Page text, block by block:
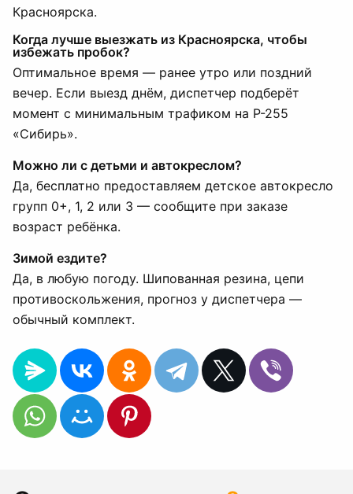
Красноярска.
Когда лучше выезжать из Красноярска, чтобы
избежать пробок?
Оптимальное время — ранее утро или поздний
вечер. Если выезд днём, диспетчер подберёт
момент с минимальным трафиком на Р-255
«Сибирь».
Можно ли с детьми и автокреслом?
Да, бесплатно предоставляем детское автокресло
групп 0+, 1, 2 или 3 — сообщите при заказе
возраст ребёнка.
Зимой ездите?
Да, в любую погоду. Шипованная резина, цепи
противоскольжения, прогноз у диспетчера —
обычный комплект.